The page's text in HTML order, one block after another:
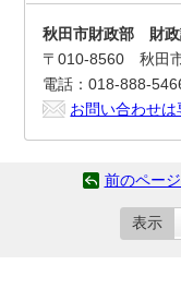
秋田市財政部 財
〒010-8560 秋田
電話：018-888-
お問い合わせは
前のペー
表示